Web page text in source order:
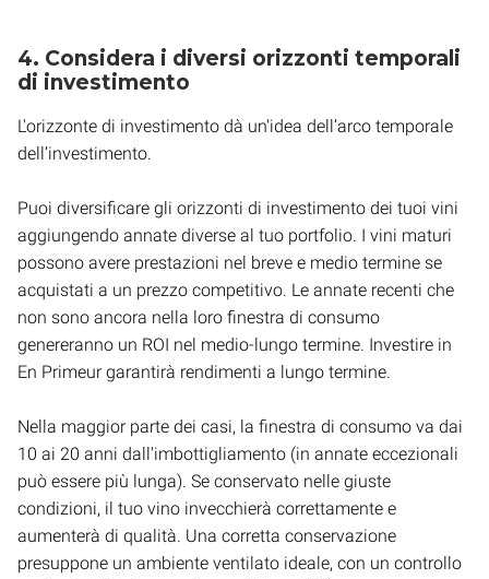
4. Considera i diversi orizzonti temporali
di investimento
L'orizzonte di investimento dà un'idea dell’arco temporale
dell’investimento.
Puoi diversificare gli orizzonti di investimento dei tuoi vini
aggiungendo annate diverse al tuo portfolio. I vini maturi
possono avere prestazioni nel breve e medio termine se
acquistati a un prezzo competitivo. Le annate recenti che
non sono ancora nella loro finestra di consumo
genereranno un ROI nel medio-lungo termine. Investire in
En Primeur garantirà rendimenti a lungo termine.
Nella maggior parte dei casi, la finestra di consumo va dai
10 ai 20 anni dall'imbottigliamento (in annate eccezionali
può essere più lunga). Se conservato nelle giuste
condizioni, il tuo vino invecchierà correttamente e
aumenterà di qualità. Una corretta conservazione
presuppone un ambiente ventilato ideale, con un controllo